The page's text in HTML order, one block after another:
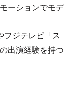
ーションでモデ
フジテレビ「ス
出演経験を持つ